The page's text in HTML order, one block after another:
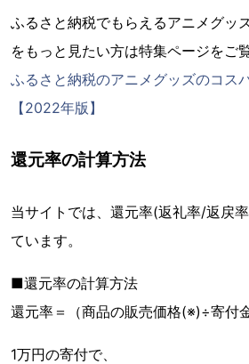
ふるさと納税でもらえるアニメグッ
をもっと見たい方は特集ページをご
ふるさと納税のアニメグッズのコス
【2022年版】
還元率の計算方法
当サイトでは、還元率(返礼率/返戻
ています。
■還元率の計算方法
還元率＝（商品の販売価格(※)÷寄付
1万円の寄付で、